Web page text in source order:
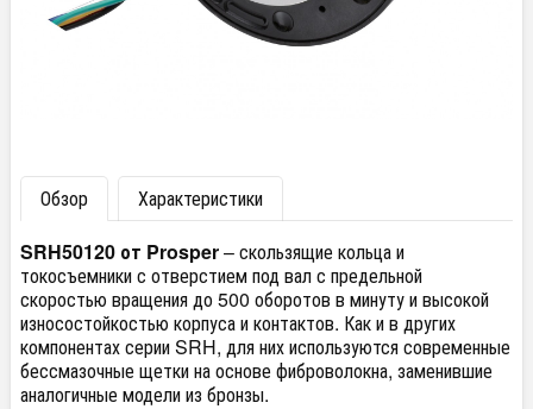
Обзор
Характеристики
SRH50120 от Prosper– скользящие кольца и
токосъемники с отверстием под вал с предельной
скоростью вращения до 500 оборотов в минуту и высокой
износостойкостью корпуса и контактов. Как и в других
компонентах серии SRH, для них используются современные
бессмазочные щетки на основе фиброволокна, заменившие
аналогичные модели из бронзы.